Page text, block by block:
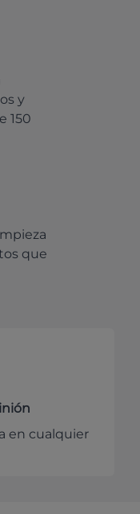
y
150
que
en cualquier